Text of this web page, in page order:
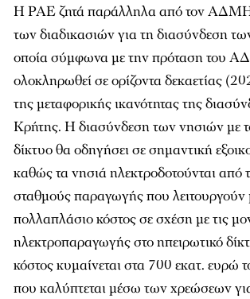
Η ΡΑΕ ζητά παράλληλα από τον
των διαδικασιών για τη διασύνδεση
οποία σύμφωνα με την πρόταση του
ολοκληρωθεί σε ορίζοντα δεκαετίας
της μεταφορικής ικανότητας της
Κρήτης. Η διασύνδεση των νησιών με
δίκτυο θα οδηγήσει σε σημαντική
καθώς τα νησιά ηλεκτροδοτούνται από
σταθμούς παραγωγής που λειτουργούν
πολλαπλάσιο κόστος σε σχέση με τις
ηλεκτροπαραγωγής στο ηπειρωτικό
κόστος κυμαίνεται στα 700 εκατ. ευρώ
που καλύπτεται μέσω των χρεώσεων